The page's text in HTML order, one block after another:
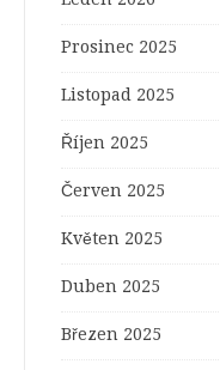
Prosinec 2025
Listopad 2025
Říjen 2025
Červen 2025
Květen 2025
Duben 2025
Březen 2025